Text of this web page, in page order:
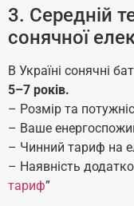
3. Середній
сонячної
В Україні сонячні
5–7 років.
– Розмір та
– Ваше
– Чинний тариф на
– Наявність
тариф”